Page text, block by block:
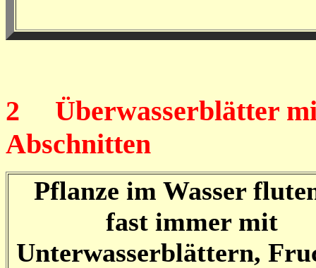
2 Überwasserblätter
Abschnitten
Pflanze im Wasser
fast immer mit
Unterwasserblättern,